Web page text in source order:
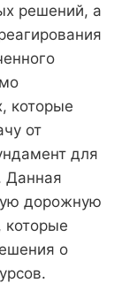
решений, а
которые
от
для
Данная
дорожную
которые
о